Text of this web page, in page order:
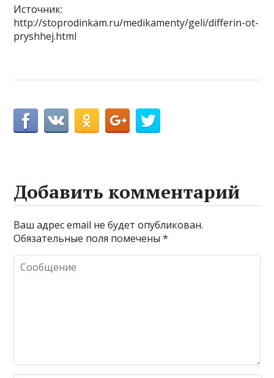
Источник:
http://stoprodinkam.ru/medikamenty/geli/differin-ot-
pryshhej.html
Добавить комментарий
Ваш адрес email не будет опубликован.
Обязательные поля помечены*